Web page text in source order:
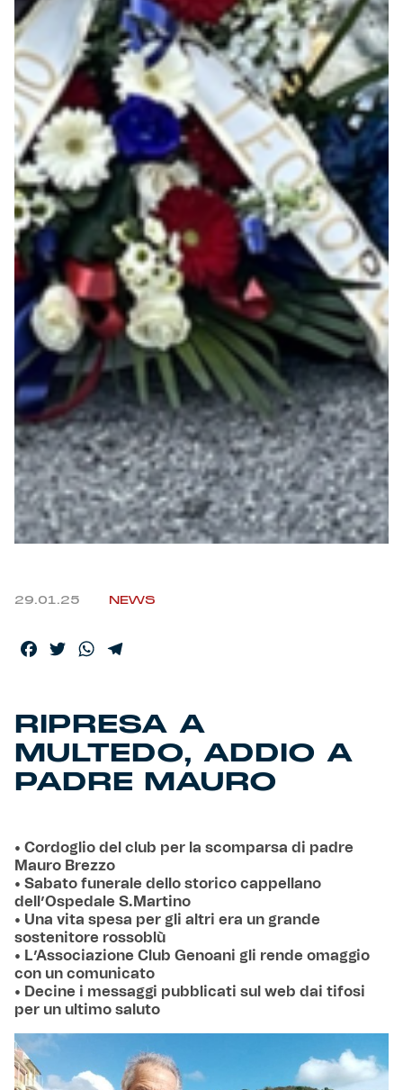
Robe di Kappa x Genoa
Vintage Collection
Red&Blue Voices
Kids
Accessori
Party
Outlet
Caffè Boasi x Genoa
Helan x Genoa
Isolani x Genoa
Gift Card Online Store
29.01.25 NEWS
Facebook
TwitterWhatsApp
RIPRESA A
MULTEDO, ADDIO A
PADRE MAURO
• Cordoglio del club per la scomparsa di padre
Mauro Brezzo
• Sabato funerale dello storico cappellano
dell’Ospedale S.Martino
• Una vita spesa per gli altri era un grande
sostenitore rossoblù
• L’Associazione Club Genoani gli rende omaggio
con un comunicato
• Decine i messaggi pubblicati sul web dai tifosi
per un ultimo saluto